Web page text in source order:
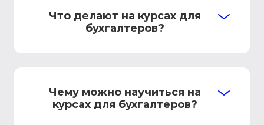
Что делают на курсах для
бухгалтеров?
Чему можно научиться на
курсах для бухгалтеров?